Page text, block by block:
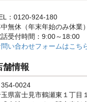
：0120-924-180
無休（年末年始のみ休業）
受付時間：9:00～18:00
い合わせフォームはこち
舗情報
0024
県富士見市鶴瀬東１丁目